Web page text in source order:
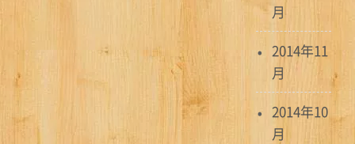
月
2014年11
月
2014年10
月